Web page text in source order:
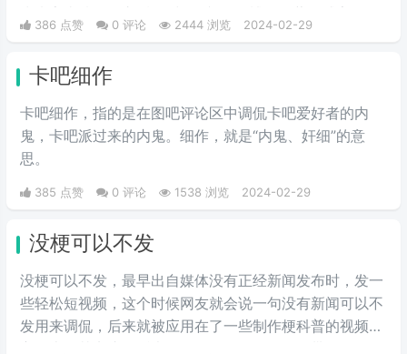
为称为“夹”，所以来去之间喜提夹总这一称号。
386 点赞 0 评论 2444 浏览 2024-02-29
卡吧细作
卡吧细作，指的是在图吧评论区中调侃卡吧爱好者的内
鬼，卡吧派过来的内鬼。细作，就是“内鬼、奸细”的意
思。
385 点赞 0 评论 1538 浏览 2024-02-29
没梗可以不发
没梗可以不发，最早出自媒体没有正‌‌‌‌‌‌‌‌经新闻发布时，发一
些轻松短视频，这个时候网友就会说一句没有新闻可以不
发用来调侃，后来就被应用在了一些制作梗科普的视频博